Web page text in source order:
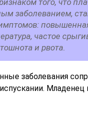
того, что
заболеванием,
частое
и рвота.
заболевания
Младенец